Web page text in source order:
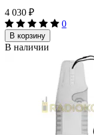
4 030 ₽
0
В корзину
В наличии